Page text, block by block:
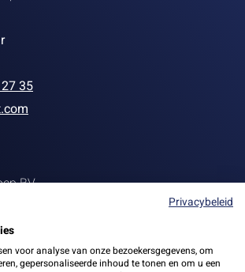
35
BV
13
Privacybeleid
voor analyse van onze bezoekersgegevens, om
gepersonaliseerde inhoud te tonen en om u een